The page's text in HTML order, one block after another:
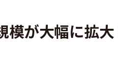
模が大幅に拡